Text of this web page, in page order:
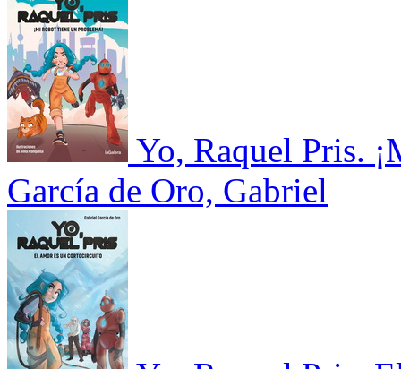
Yo, Raquel Pris.
García de Oro, Gabriel